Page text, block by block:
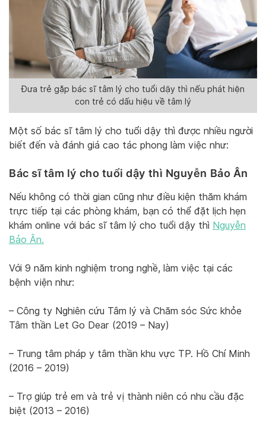
Đưa trẻ gặp bác sĩ tâm lý cho tuổi dậy thì nếu phát hiện
con trẻ có dấu hiệu về tâm lý
Một số bác sĩ tâm lý cho tuổi dậy thì được nhiều người
biết đến và đánh giá cao tác phong làm việc như:
Bác sĩ tâm lý cho tuổi dậy thì Nguyễn Bảo Ân
Nếu không có thời gian cũng như điều kiện thăm khám
trực tiếp tại các phòng khám, bạn có thể đặt lịch hẹn
khám online với bác sĩ tâm lý cho tuổi dậy thì Nguyễn
Bảo Ân.
Với 9 năm kinh nghiệm trong nghề, làm việc tại các
bệnh viện như:
– Công ty Nghiên cứu Tâm lý và Chăm sóc Sức khỏe
Tâm thần Let Go Dear (2019 – Nay)
– Trung tâm pháp y tâm thần khu vực TP. Hồ Chí Minh
(2016 – 2019)
– Trợ giúp trẻ em và trẻ vị thành niên có nhu cầu đặc
biệt (2013 – 2016)